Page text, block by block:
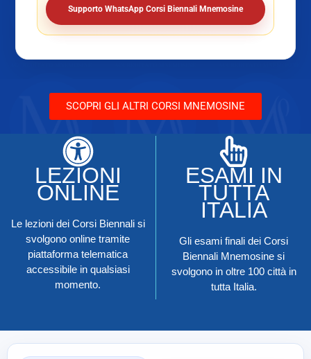
Supporto WhatsApp Corsi Biennali Mnemosine
SCOPRI GLI ALTRI CORSI MNEMOSINE
LEZIONI
ONLINE
Le lezioni dei Corsi Biennali si
svolgono online tramite
piattaforma telematica
accessibile in qualsiasi
momento.
ESAMI IN
TUTTA
ITALIA
Gli esami finali dei Corsi
Biennali Mnemosine si
svolgono in oltre 100 città in
tutta Italia.